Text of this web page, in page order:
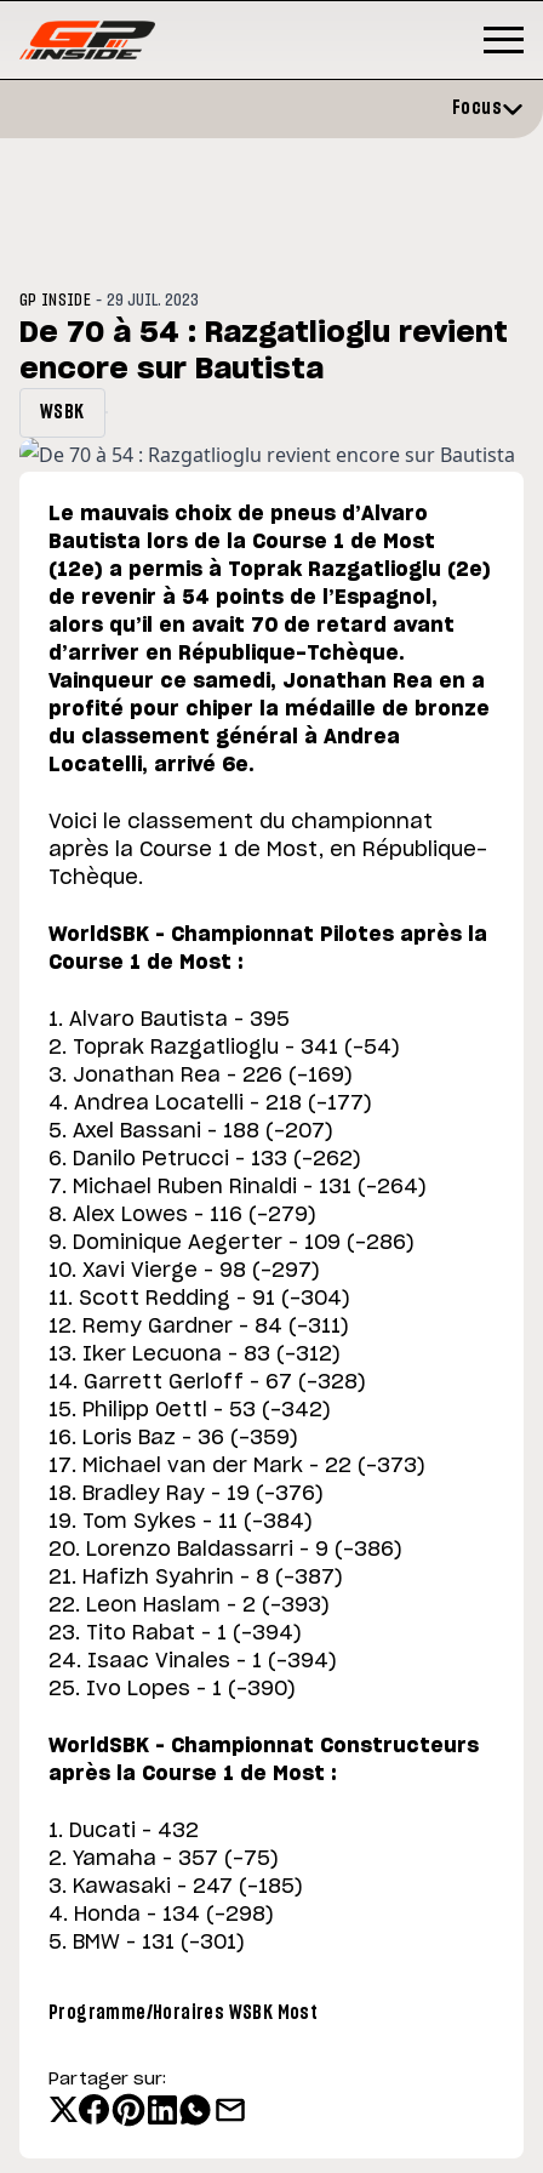
droite à Madrid
MOTO GP
Focus
GP INSIDE -29 JUIL. 2023
De 70 à 54 : Razgatlioglu revient
encore sur Bautista
WSBK
Le mauvais choix de pneus d’Alvaro
Bautista lors de la Course 1 de Most
(12e) a permis à Toprak Razgatlioglu (2e)
de revenir à 54 points de l’Espagnol,
alors qu’il en avait 70 de retard avant
d’arriver en République-Tchèque.
Vainqueur ce samedi, Jonathan Rea en a
profité pour chiper la médaille de bronze
du classement général à Andrea
Locatelli, arrivé 6e.
Voici le classement du championnat
après la Course 1 de Most, en République-
Tchèque.
WorldSBK – Championnat Pilotes après la
Course 1 de Most :
1. Alvaro Bautista – 395
2. Toprak Razgatlioglu – 341 (-54)
3. Jonathan Rea – 226 (-169)
4. Andrea Locatelli – 218 (-177)
5. Axel Bassani – 188 (-207)
6. Danilo Petrucci – 133 (-262)
7. Michael Ruben Rinaldi – 131 (-264)
8. Alex Lowes – 116 (-279)
9. Dominique Aegerter – 109 (-286)
10. Xavi Vierge – 98 (-297)
11. Scott Redding – 91 (-304)
12. Remy Gardner – 84 (-311)
13. Iker Lecuona – 83 (-312)
14. Garrett Gerloff – 67 (-328)
15. Philipp Oettl – 53 (-342)
16. Loris Baz – 36 (-359)
17. Michael van der Mark – 22 (-373)
18. Bradley Ray – 19 (-376)
19. Tom Sykes – 11 (-384)
20. Lorenzo Baldassarri – 9 (-386)
21. Hafizh Syahrin – 8 (-387)
22. Leon Haslam – 2 (-393)
23. Tito Rabat – 1 (-394)
24. Isaac Vinales – 1 (-394)
25. Ivo Lopes – 1 (-390)
WorldSBK – Championnat Constructeurs
après la Course 1 de Most :
1. Ducati – 432
2. Yamaha – 357 (-75)
3. Kawasaki – 247 (-185)
4. Honda – 134 (-298)
5. BMW – 131 (-301)
Programme/Horaires WSBK Most
Partager sur: